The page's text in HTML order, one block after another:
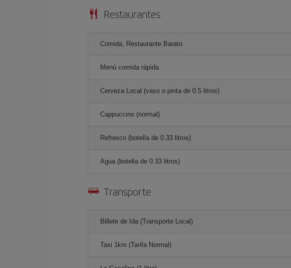
Restaurantes
Comida, Restaurante Barato
Menú comida rápida
Cerveza Local (vaso o pinta de 0.5 litros)
Cappuccino (normal)
Refresco (botella de 0.33 litros)
Agua (botella de 0.33 litros)
Transporte
Billete de Ida (Transporte Local)
Taxi 1km (Tarifa Normal)